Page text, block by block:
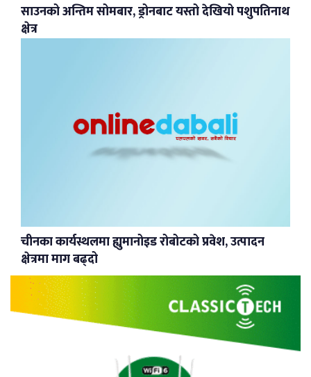
साउनको अन्तिम सोमबार, ड्रोनबाट यस्तो देखियो पशुपतिनाथ
क्षेत्र
चीनका कार्यस्थलमा ह्युमानोइड रोबोटको प्रवेश, उत्पादन
क्षेत्रमा माग बढ्दो